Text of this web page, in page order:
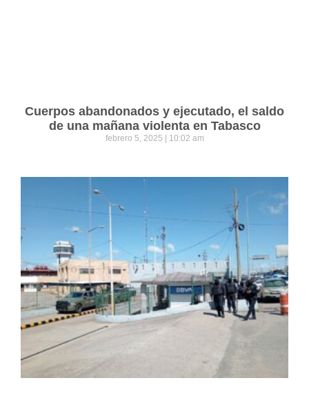
Cuerpos abandonados y ejecutado, el saldo
de una mañana violenta en Tabasco
febrero 5, 2025 10:02 am